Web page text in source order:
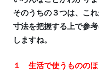
そのうちの３つは、こ
寸法を把握する上で参
しますね。
１ 生活で使うもののほ